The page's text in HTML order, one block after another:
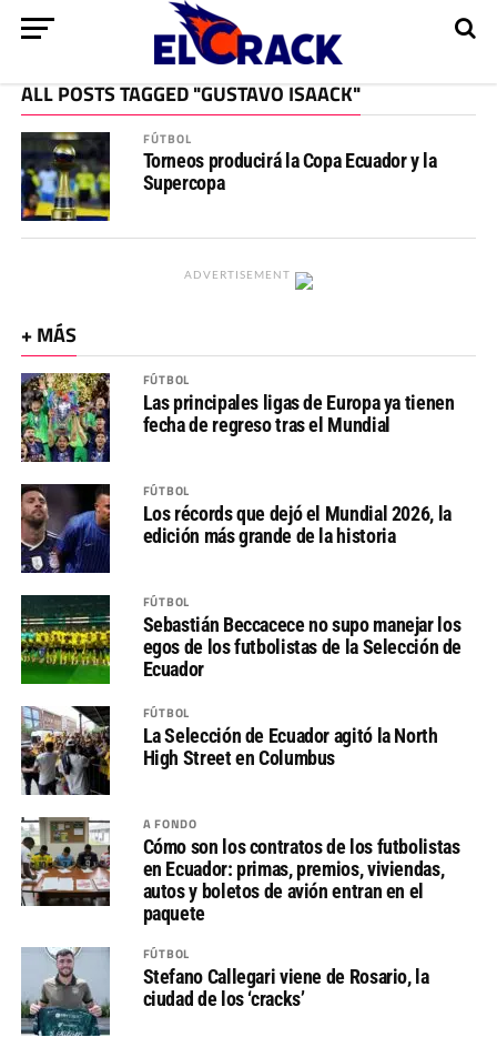
ALL POSTS TAGGED "GUSTAVO ISAACK"
FÚTBOL
Torneos producirá la Copa Ecuador y la
Supercopa
ADVERTISEMENT
+ MÁS
FÚTBOL
Las principales ligas de Europa ya tienen
fecha de regreso tras el Mundial
FÚTBOL
Los récords que dejó el Mundial 2026, la
edición más grande de la historia
FÚTBOL
Sebastián Beccacece no supo manejar los
egos de los futbolistas de la Selección de
Ecuador
FÚTBOL
La Selección de Ecuador agitó la North
High Street en Columbus
A FONDO
Cómo son los contratos de los futbolistas
en Ecuador: primas, premios, viviendas,
autos y boletos de avión entran en el
paquete
FÚTBOL
Stefano Callegari viene de Rosario, la
ciudad de los ‘cracks’